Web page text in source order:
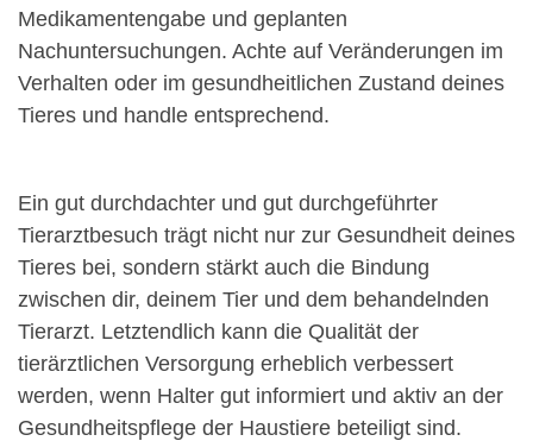
Medikamentengabe und geplanten
Nachuntersuchungen. Achte auf Veränderungen im
Verhalten oder im gesundheitlichen Zustand deines
Tieres und handle entsprechend.
Ein gut durchdachter und gut durchgeführter
Tierarztbesuch trägt nicht nur zur Gesundheit deines
Tieres bei, sondern stärkt auch die Bindung
zwischen dir, deinem Tier und dem behandelnden
Tierarzt. Letztendlich kann die Qualität der
tierärztlichen Versorgung erheblich verbessert
werden, wenn Halter gut informiert und aktiv an der
Gesundheitspflege der Haustiere beteiligt sind.